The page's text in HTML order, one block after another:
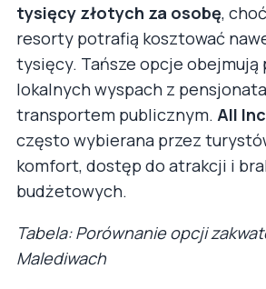
tysięcy złotych za osobę,
resorty potrafią kosztować
tysięcy. Tańsze opcje obejmują
lokalnych wyspach z
transportem publicznym. All
często wybierana przez
komfort, dostęp do atrakcji i
budżetowych.
Tabela: Porównanie opcji
Malediwach